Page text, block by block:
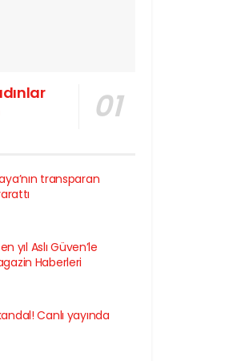
transparan
yıl Aslı Güven’le
Haberleri
Canlı yayında